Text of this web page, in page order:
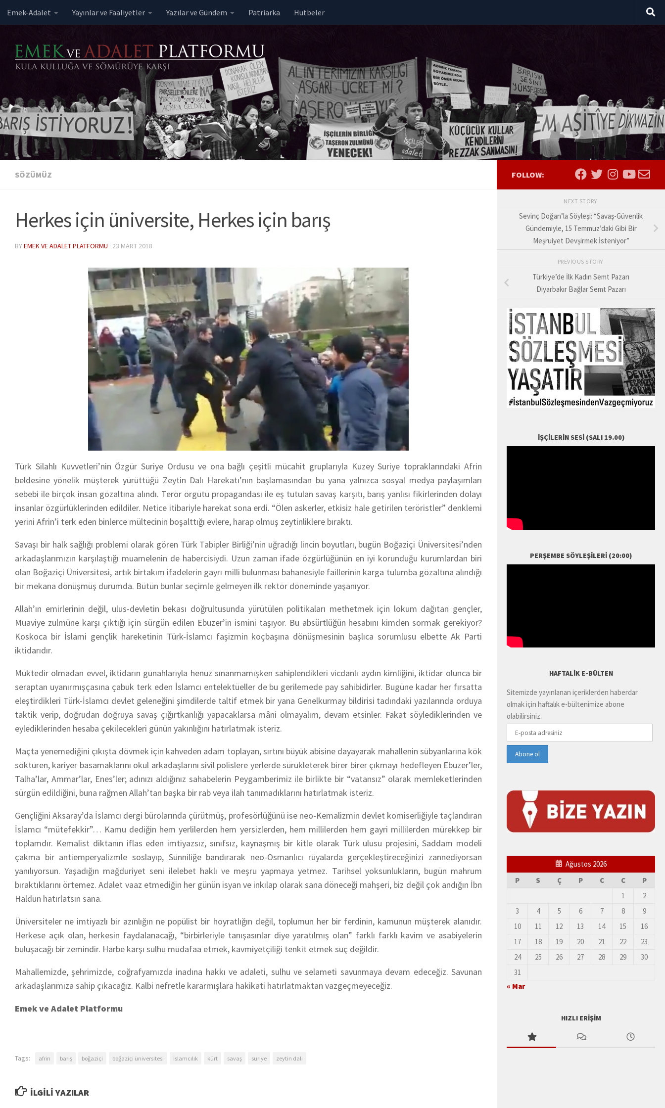
Skip to content
Emek-Adalet Yayınlar ve Faaliyetler Yazılar ve Gündem Patriarka Hutbeler
SÖZÜMÜZ
Herkes için üniversite, Herkes için barış
BYEMEK VE ADALET PLATFORMU · 23 MART 2018
Türk Silahlı Kuvvetleri’nin Özgür Suriye Ordusu ve ona bağlı çeşitli mücahit gruplarıyla Kuzey Suriye topraklarındaki Afrin
beldesine yönelik müşterek yürüttüğü Zeytin Dalı Harekatı’nın başlamasından bu yana yalnızca sosyal medya paylaşımları
sebebi ile birçok insan gözaltına alındı. Terör örgütü propagandası ile eş tutulan savaş karşıtı, barış yanlısı fikirlerinden dolayı
insanlar özgürlüklerinden edildiler. Netice itibariyle harekat sona erdi. “Ölen askerler, etkisiz hale getirilen teröristler” denklemi
yerini Afrin’i terk eden binlerce mültecinin boşalttığı evlere, harap olmuş zeytinliklere bıraktı.
Savaşı bir halk sağlığı problemi olarak gören Türk Tabipler Birliği’nin uğradığı lincin boyutları, bugün Boğaziçi Üniversitesi’nden
arkadaşlarımızın karşılaştığı muamelenin de habercisiydi. Uzun zaman ifade özgürlüğünün en iyi korunduğu kurumlardan biri
olan Boğaziçi Üniversitesi, artık birtakım ifadelerin gayrı milli bulunması bahanesiyle faillerinin karga tulumba gözaltına alındığı
bir mekana dönüşmüş durumda. Bütün bunlar seçimle gelmeyen ilk rektör döneminde yaşanıyor.
Allah’ın emirlerinin değil, ulus-devletin bekası doğrultusunda yürütülen politikaları methetmek için lokum dağıtan gençler,
Muaviye zulmüne karşı çıktığı için sürgün edilen Ebuzer’in ismini taşıyor. Bu absürtlüğün hesabını kimden sormak gerekiyor?
Koskoca bir İslami gençlik hareketinin Türk-İslamcı faşizmin koçbaşına dönüşmesinin başlıca sorumlusu elbette Ak Parti
iktidarıdır.
Muktedir olmadan evvel, iktidarın günahlarıyla henüz sınanmamışken sahiplendikleri vicdanlı aydın kimliğini, iktidar olunca bir
seraptan uyanırmışçasına çabuk terk eden İslamcı entelektüeller de bu gerilemede pay sahibidirler. Bugüne kadar her fırsatta
eleştirdikleri Türk-İslamcı devlet geleneğini şimdilerde taltif etmek bir yana Genelkurmay bildirisi tadındaki yazılarında orduya
taktik verip, doğrudan doğruya savaş çığırtkanlığı yapacaklarsa mâni olmayalım, devam etsinler. Fakat söylediklerinden ve
eylediklerinden hesaba çekilecekleri günün yakınlığını hatırlatmak isteriz.
Maçta yenemediğini çıkışta dövmek için kahveden adam toplayan, sırtını büyük abisine dayayarak mahallenin sübyanlarına kök
söktüren, kariyer basamaklarını okul arkadaşlarını sivil polislere yerlerde sürükleterek birer birer çıkmayı hedefleyen Ebuzer’ler,
Talha’lar, Ammar’lar, Enes’ler; adınızı aldığınız sahabelerin Peygamberimiz ile birlikte bir “vatansız” olarak memleketlerinden
sürgün edildiğini, buna rağmen Allah’tan başka bir rab veya ilah tanımadıklarını hatırlatmak isteriz.
Gençliğini Aksaray’da İslamcı dergi bürolarında çürütmüş, profesörlüğünü ise neo-Kemalizmin devlet komiserliğiyle taçlandıran
İslamcı “mütefekkir”… Kamu dediğin hem yerlilerden hem yersizlerden, hem millilerden hem gayri millilerden mürekkep bir
toplamdır. Kemalist diktanın iflas eden imtiyazsız, sınıfsız, kaynaşmış bir kitle olarak Türk ulusu projesini, Saddam modeli
çakma bir antiemperyalizmle soslayıp, Sünniliğe bandırarak neo-Osmanlıcı rüyalarda gerçekleştireceğinizi zannediyorsan
yanılıyorsun. Yaşadığın mağduriyet seni ilelebet haklı ve meşru yapmaya yetmez. Tarihsel yoksunlukların, bugün mahrum
bıraktıklarını örtemez. Adalet vaaz etmediğin her günün isyan ve inkılap olarak sana döneceği mahşeri, biz değil çok andığın İbn
Haldun hatırlatsın sana.
Üniversiteler ne imtiyazlı bir azınlığın ne popülist bir hoyratlığın değil, toplumun her bir ferdinin, kamunun müşterek alanıdır.
Herkese açık olan, herkesin faydalanacağı, “birbirleriyle tanışasınlar diye yaratılmış olan” farklı farklı kavim ve asabiyelerin
buluşacağı bir zemindir. Harbe karşı sulhu müdafaa etmek, kavmiyetçiliği tenkit etmek suç değildir.
Mahallemizde, şehrimizde, coğrafyamızda inadına hakkı ve adaleti, sulhu ve selameti savunmaya devam edeceğiz. Savunan
arkadaşlarımıza sahip çıkacağız. Kalbi nefretle kararmışlara hakikati hatırlatmaktan vazgeçmeyeceğiz.
Emek ve Adalet Platformu
Tags: afrin barış boğaziçi boğaziçi üniversitesi İslamcılık kürt savaş suriye zeytin dalı
İLGILI YAZILAR
FOLLOW:
NEXT STORY
Sevinç Doğan’la Söyleşi: “Savaş-Güvenlik
Gündemiyle, 15 Temmuz’daki Gibi Bir
Meşruiyet Devşirmek İsteniyor”
PREVIOUS STORY
Türkiye’de İlk Kadın Semt Pazarı
Diyarbakır Bağlar Semt Pazarı
İŞÇILERIN SESI (SALI 19.00)
PERŞEMBE SÖYLEŞILERI (20:00)
HAFTALIK E-BÜLTEN
Sitemizde yayınlanan içeriklerden haberdar
olmak için haftalık e-bültenimize abone
olabilirsiniz.
Ağustos 2026
P
S Ç P C C
P
1
2
3
4 5 6 7 8
9
10
11 12 13 14 15
16
17
18 19 20 21 22
23
24
25 26 27 28 29
30
31
« Mar
HIZLI ERIŞIM